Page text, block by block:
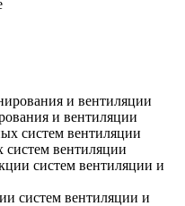
и вентиляции
вентиляции
систем вентиляции и